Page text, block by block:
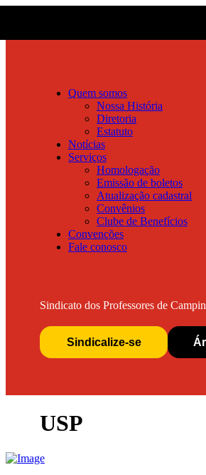
Quem somos
Nossa História
Diretoria
Estatuto
Notícias
Serviços
Homologação
Emissão de boletos
Atualização cadastral
Convênios
Clube de Benefícios
Convenções
Fale conosco
Sindicato dos Professores de
Sindicalize-se
USP